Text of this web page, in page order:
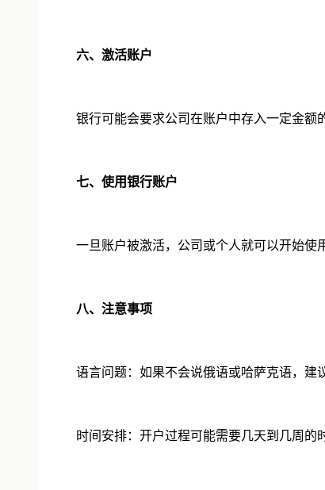
六、激活账户
银行可能会要求公司在账户中存入一定金额的
七、使用银行账户
一旦账户被激活，公司或个人就可以开始使
八、注意事项
语言问题：如果不会说俄语或哈萨克语，建议
时间安排：开户过程可能需要几天到几周的时